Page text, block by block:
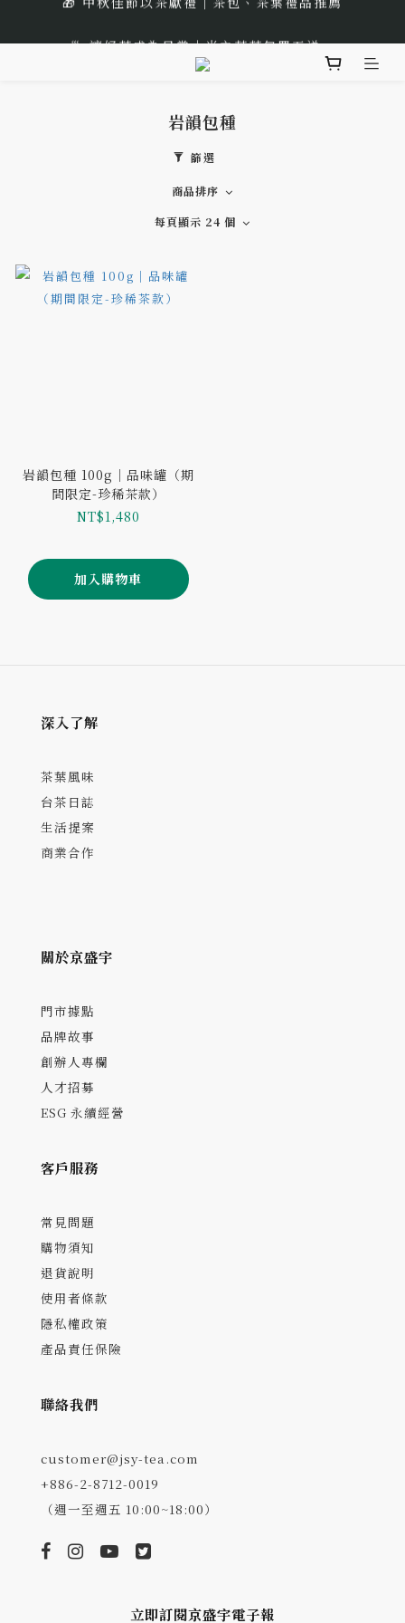
🍵 讓好茶成為日常｜光之茶茶包買五送一
🎁 中秋佳節以茶獻禮｜茶包、茶葉禮品推薦
岩韻包種
篩選
商品排序
每頁顯示 24 個
岩韻包種 100g｜品味罐（期
間限定-珍稀茶款）
NT$1,480
加入購物車
深入了解
茶葉風味
台茶日誌
生活提案
商業合作
關於京盛宇
門市據點
品牌故事
創辦人專欄
人才招募
ESG 永續經營
客戶服務
常見問題
購物須知
退貨說明
使用者條款
隱私權政策
產品責任保險
聯絡我們
customer@jsy-tea.com
+886-2-8712-0019
（週一至週五 10:00~18:00）
立即訂閱京盛宇電子報